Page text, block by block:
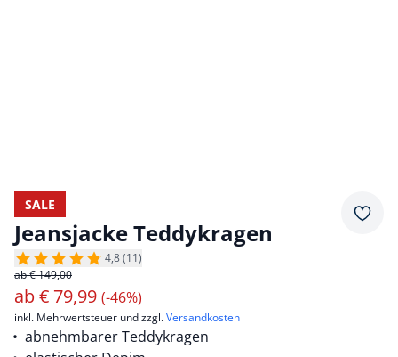
SALE
Jeansjacke Teddykragen
4,8 (11)
ab € 149,00
ab€ 79,99 (-46%)
inkl. Mehrwertsteuer und zzgl.Versandkosten
abnehmbarer Teddykragen